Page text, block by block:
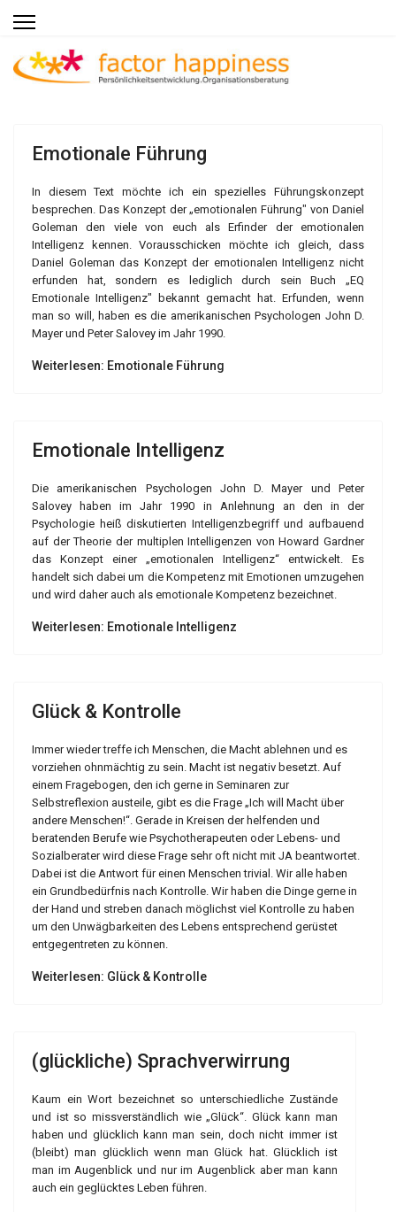
Emotionale Führung
In diesem Text möchte ich ein spezielles Führungskonzept
besprechen. Das Konzept der „emotionalen Führung" von Daniel
Goleman den viele von euch als Erfinder der emotionalen
Intelligenz kennen. Vorausschicken möchte ich gleich, dass
Daniel Goleman das Konzept der emotionalen Intelligenz nicht
erfunden hat, sondern es lediglich durch sein Buch „EQ
Emotionale Intelligenz" bekannt gemacht hat. Erfunden, wenn
man so will, haben es die amerikanischen Psychologen John D.
Mayer und Peter Salovey im Jahr 1990.
Weiterlesen: Emotionale Führung
Emotionale Intelligenz
Die amerikanischen Psychologen John D. Mayer und Peter
Salovey haben im Jahr 1990 in Anlehnung an den in der
Psychologie heiß diskutierten Intelligenzbegriff und aufbauend
auf der Theorie der multiplen Intelligenzen von Howard Gardner
das Konzept einer „emotionalen Intelligenz“ entwickelt. Es
handelt sich dabei um die Kompetenz mit Emotionen umzugehen
und wird daher auch als emotionale Kompetenz bezeichnet.
Weiterlesen: Emotionale Intelligenz
Glück & Kontrolle
Immer wieder treffe ich Menschen, die Macht ablehnen und es
vorziehen ohnmächtig zu sein. Macht ist negativ besetzt. Auf
einem Fragebogen, den ich gerne in Seminaren zur
Selbstreflexion austeile, gibt es die Frage „Ich will Macht über
andere Menschen!“. Gerade in Kreisen der helfenden und
beratenden Berufe wie Psychotherapeuten oder Lebens- und
Sozialberater wird diese Frage sehr oft nicht mit JA beantwortet.
Dabei ist die Antwort für einen Menschen trivial. Wir alle haben
ein Grundbedürfnis nach Kontrolle. Wir haben die Dinge gerne in
der Hand und streben danach möglichst viel Kontrolle zu haben
um den Unwägbarkeiten des Lebens entsprechend gerüstet
entgegentreten zu können.
Weiterlesen: Glück & Kontrolle
(glückliche) Sprachverwirrung
Kaum ein Wort bezeichnet so unterschiedliche Zustände
und ist so missverständlich wie „Glück“. Glück kann man
haben und glücklich kann man sein, doch nicht immer ist
(bleibt) man glücklich wenn man Glück hat. Glücklich ist
man im Augenblick und nur im Augenblick aber man kann
auch ein geglücktes Leben führen.